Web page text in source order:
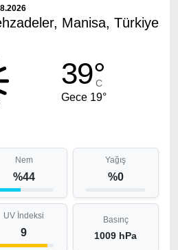
Manisa, Türkiye
39°
C
Gece 19°
Nem
%44
Yağış
%0
UV İndeksi
9
Basınç
1009 hPa